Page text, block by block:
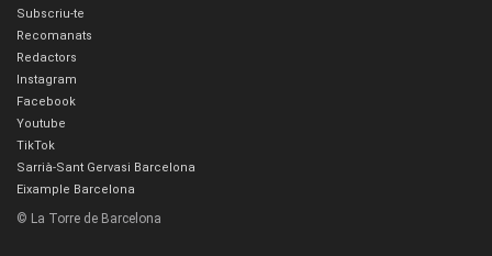
Subscriu-te
Recomanats
Redactors
Instagram
Facebook
Youtube
TikTok
Sarrià-Sant Gervasi Barcelona
Eixample Barcelona
© La Torre de Barcelona